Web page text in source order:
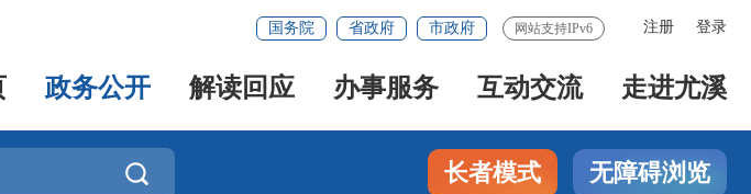
注册 登录
国务院 省政府 市政府 网站支持IPv6
政务公开 解读回应 办事服务 互动交流 走进尤溪
 长者模式 无障碍浏览